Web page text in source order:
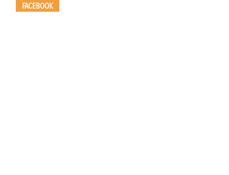
FACEBOOK